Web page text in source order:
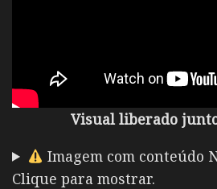
Visual liberado
Imagem com conteúdo
Clique para mostrar.